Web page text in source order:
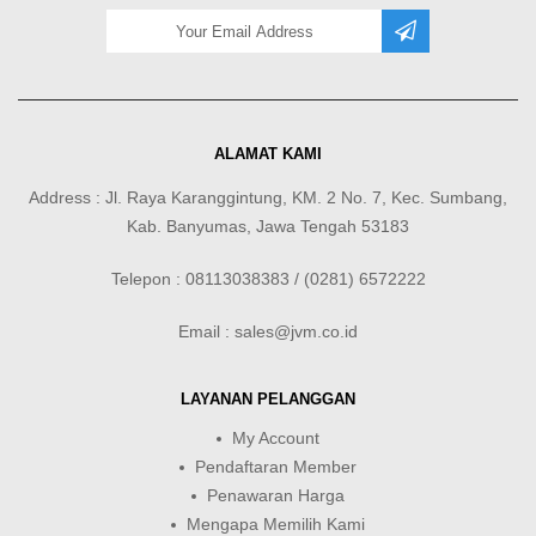
ALAMAT KAMI
Address : Jl. Raya Karanggintung, KM. 2 No. 7, Kec. Sumbang,
Kab. Banyumas, Jawa Tengah 53183
Telepon : 08113038383 / (0281) 6572222
Email : sales@jvm.co.id
LAYANAN PELANGGAN
My Account
Pendaftaran Member
Penawaran Harga
Mengapa Memilih Kami